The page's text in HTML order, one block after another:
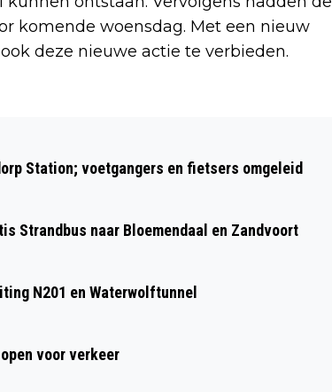
komende woensdag. Met een nieuw
deze nieuwe actie te verbieden.
IN BADHOEVEDORP: ÉÉN
Station; voetgangers en fietsers omgeleid
Strandbus naar Bloemendaal en Zandvoort
N201 en Waterwolftunnel
voor verkeer